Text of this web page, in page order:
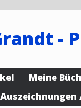
-
Meine
Auszeichnungen